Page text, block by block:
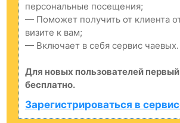
персональные посещения;
— Поможет получить от клиента
визите к вам;
— Включает в себя сервис чаевых.
Для новых пользователей
бесплатно.
Зарегистрироваться в